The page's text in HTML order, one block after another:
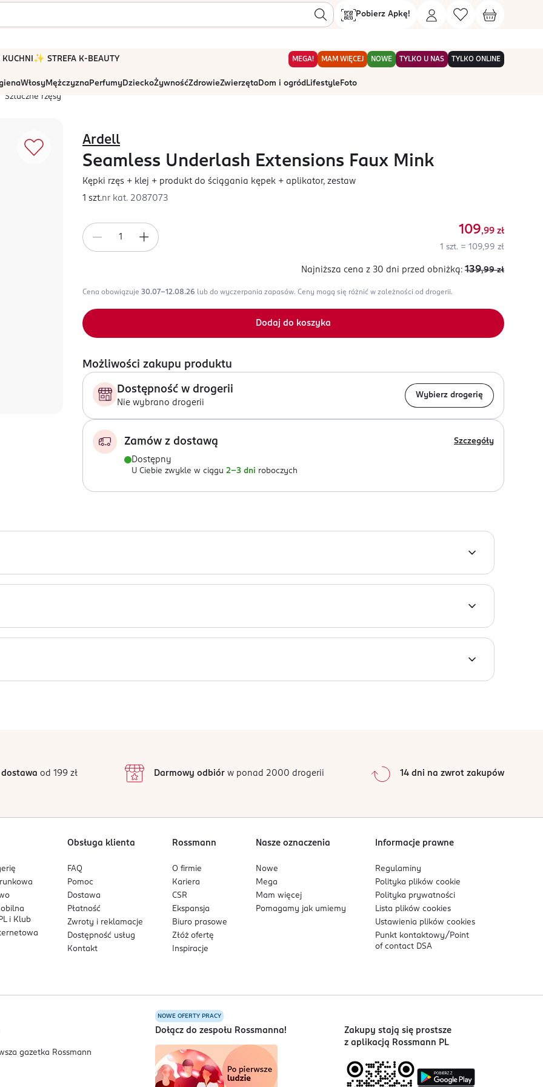
Pobierz Apkę!
KUCHNI ✨ STREFA K-BEAUTY MEGA! MAM WIĘCEJ NOWE TYLKO U NAS TYLKO ONLINE
WłosyMężczyznaPerfumyDzieckoŻywnośćZdrowieZwierzętaDom i ogród Lifestyle Foto
Sztuczne rzęsy
Ardell
Seamless Underlash Extensions Faux Mink
Kępki rzęs + klej + produkt do ściągania kępek + aplikator, zestaw
1 szt.nr kat. 2087073
109,99 zł
1 szt. = 109,99 zł
Najniższa cena z 30 dni przed obniżką: 139,99 zł
Cena obowiązuje 30.07-12.08.26 lub do wyczerpania zapasów. Ceny mogą się różnić w zależności od drogerii.
Dodaj do koszyka
Możliwości zakupu produktu
Dostępność w drogerii
Nie wybrano drogerii
Wybierz drogerię
Zamów z dostawą Szczegóły
Dostępny
U Ciebie zwykle w ciągu 2-3 dni roboczych
to zestaw do domowego, trwałego przedłużania rzęs za pomocą metody Underlash Bond and Seal.
naturalny efekt
aplikacją Ardell Seamless.
szczoteczki na długości rzęs (kawałek po kawałku, nie nakładaj na całe rzęsy za jednym razem).
dostawa od 199 zł Darmowy odbiórw ponad 2000 drogerii 14 dni na zwrot zakupów
i Klub
Obsługa klienta
FAQ
Pomoc
Dostawa
Płatność
Zwroty i reklamacje
Dostępność usług
Kontakt
Rossmann
O firmie
Kariera
CSR
Ekspansja
Biuro prasowe
Złóż ofertę
Inspiracje
Nasze oznaczenia
Nowe
Mega
Mam więcej
Pomagamy jak umiemy
Informacje prawne
Regulaminy
Polityka plikówcookie
Polityka prywatności
Lista plikówcookies
Ustawienia plikówcookies
Punkt kontaktowy/ Point
of contact DSA
NOWE OFERTY PRACY
Dołącz do zespołu Rossmanna!
Zakupy stają się prostsze
z aplikacją Rossmann PL